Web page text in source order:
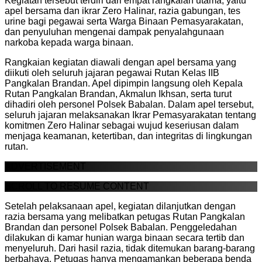
apel bersama dan ikrar Zero Halinar, razia gabungan, tes
urine bagi pegawai serta Warga Binaan Pemasyarakatan,
dan penyuluhan mengenai dampak penyalahgunaan
narkoba kepada warga binaan.
Rangkaian kegiatan diawali dengan apel bersama yang
diikuti oleh seluruh jajaran pegawai Rutan Kelas IIB
Pangkalan Brandan. Apel dipimpin langsung oleh Kepala
Rutan Pangkalan Brandan, Akmalun Ikhsan, serta turut
dihadiri oleh personel Polsek Babalan. Dalam apel tersebut,
seluruh jajaran melaksanakan Ikrar Pemasyarakatan tentang
komitmen Zero Halinar sebagai wujud keseriusan dalam
menjaga keamanan, ketertiban, dan integritas di lingkungan
rutan.
ADVERTISEMENT
SCROLL TO RESUME CONTENT
Setelah pelaksanaan apel, kegiatan dilanjutkan dengan
razia bersama yang melibatkan petugas Rutan Pangkalan
Brandan dan personel Polsek Babalan. Penggeledahan
dilakukan di kamar hunian warga binaan secara tertib dan
menyeluruh. Dari hasil razia, tidak ditemukan barang-barang
berbahaya. Petugas hanya mengamankan beberapa benda